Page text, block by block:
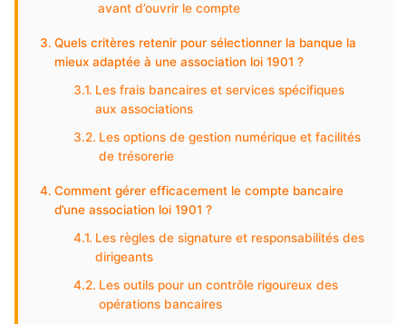
avant d’ouvrir le compte
Quels critères retenir pour sélectionner la banque la
mieux adaptée à une association loi 1901 ?
Les frais bancaires et services spécifiques
aux associations
Les options de gestion numérique et facilités
de trésorerie
Comment gérer efficacement le compte bancaire
d’une association loi 1901 ?
Les règles de signature et responsabilités des
dirigeants
Les outils pour un contrôle rigoureux des
opérations bancaires